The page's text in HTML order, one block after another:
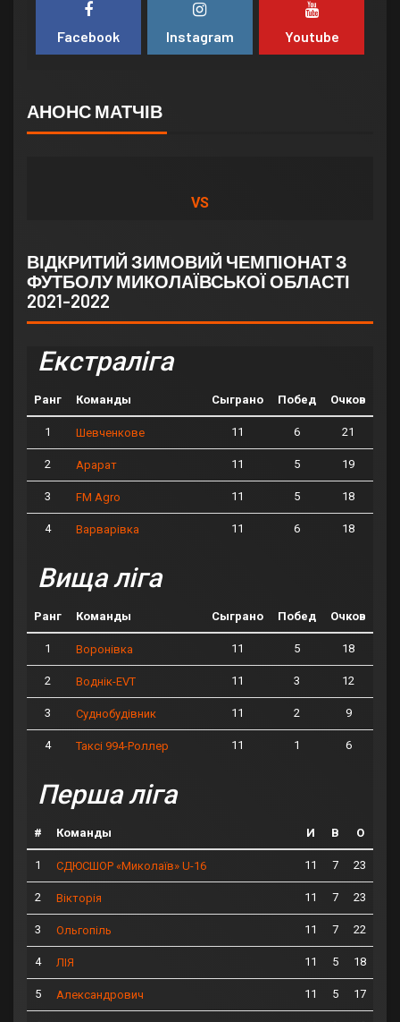
Facebook Instagram Youtube
АНОНС МАТЧІВ
VS
ВІДКРИТИЙ ЗИМОВИЙ ЧЕМПІОНАТ З
ФУТБОЛУ МИКОЛАЇВСЬКОЇ ОБЛАСТІ
2021-2022
Екстраліга
Ранг Команды Сыграно Побед Очков
1 Шевченкове 11 6 21
2 Арарат 11 5 19
3 FM Agro 11 5 18
4 Варварівка 11 6 18
Вища ліга
Ранг Команды Сыграно Побед Очков
1 Воронівка 11 5 18
2 Воднік-EVT 11 3 12
3 Суднобудівник 11 2 9
4 Таксі 994-Роллер 11 1 6
Перша ліга
# Команды И В О
1 СДЮСШОР «Миколаїв» U-16 11 7 23
2 Вікторія 11 7 23
3 Ольгопіль 11 7 22
4 ЛІЯ 11 5 18
5 Александрович 11 5 17